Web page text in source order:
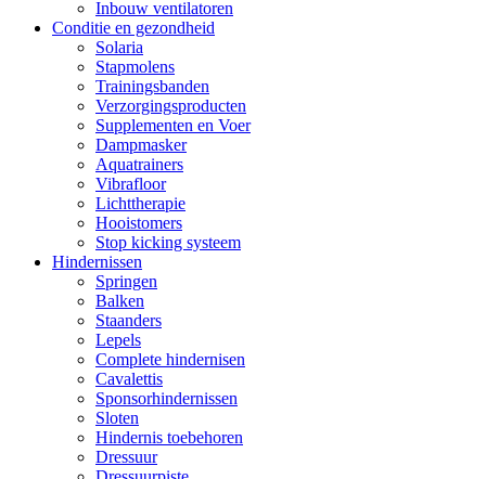
Inbouw ventilatoren
Conditie en gezondheid
Solaria
Stapmolens
Trainingsbanden
Verzorgingsproducten
Supplementen en Voer
Dampmasker
Aquatrainers
Vibrafloor
Lichttherapie
Hooistomers
Stop kicking systeem
Hindernissen
Springen
Balken
Staanders
Lepels
Complete hindernisen
Cavalettis
Sponsorhindernissen
Sloten
Hindernis toebehoren
Dressuur